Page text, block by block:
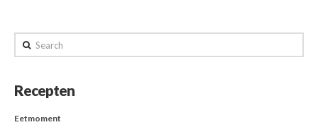
Search
Recepten
Eetmoment